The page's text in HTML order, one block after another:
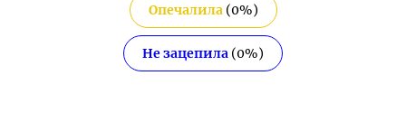
Опечалила (0%)
Не зацепила (0%)